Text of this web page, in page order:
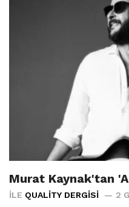
Murat Kaynak'tan
İLE QUALITY DERGISI 2